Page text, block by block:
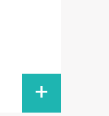
+